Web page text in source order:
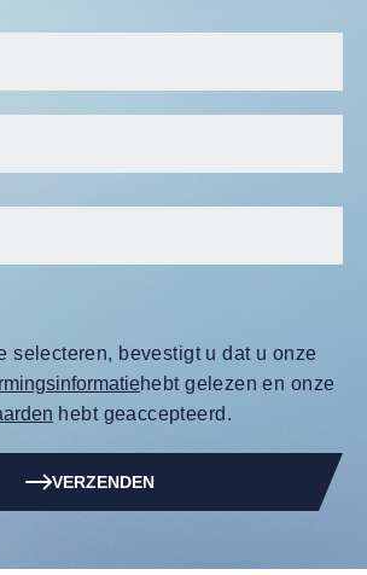
selecteren, bevestigt u dat u onze
hebt gelezen en onze
hebt geaccepteerd.
VERZENDEN